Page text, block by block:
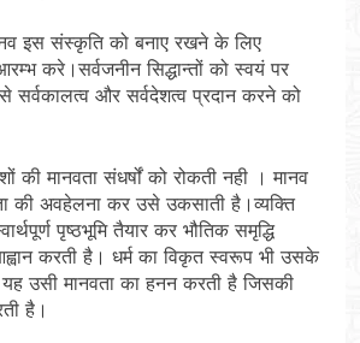
इस संस्कृति को बनाए रखने के लिए
करे।सर्वजनीन सिद्धान्तों को स्वयं पर
और सर्वदेशत्व प्रदान करने को
मानवता संधर्षों को रोकती नही । मानव
की अवहेलना कर उसे उकसाती है।व्यक्ति
पृष्ठभूमि तैयार कर भौतिक समृद्धि
करती है। धर्म का विकृत स्वरूप भी उसके
उसी मानवता का हनन करती है जिसकी
है।